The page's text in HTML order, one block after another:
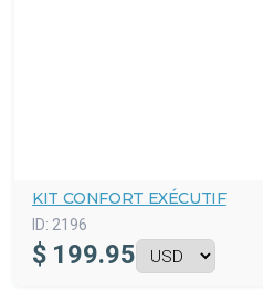
KIT CONFORT EXÉCUTIF
ID: 2196
$ 199.95